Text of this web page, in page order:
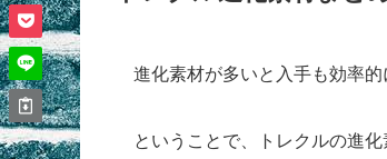
進化素材が多いと入手も効率
ということで、トレクルの進